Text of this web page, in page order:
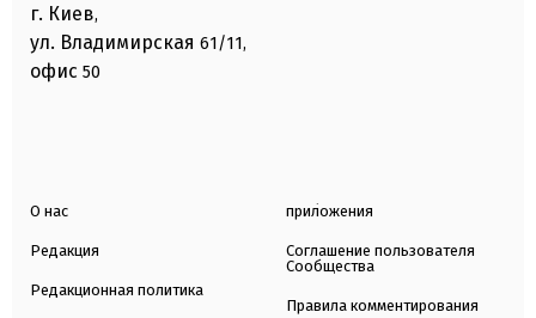
г. Киев,
ул. Владимирская 61/11,
офис 50
О нас
Редакция
Редакционная политика
приложения
Соглашение пользователя
Сообщества
Правила комментирования